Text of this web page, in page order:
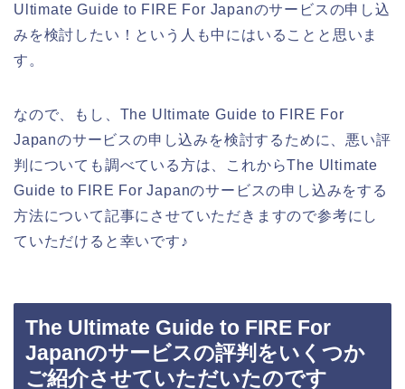
Ultimate Guide to FIRE For Japanのサービスの申し込
みを検討したい！という人も中にはいることと思いま
す。
なので、もし、The Ultimate Guide to FIRE For
Japanのサービスの申し込みを検討するために、悪い評
判についても調べている方は、これからThe Ultimate
Guide to FIRE For Japanのサービスの申し込みをする
方法について記事にさせていただきますので参考にし
ていただけると幸いです♪
The Ultimate Guide to FIRE For
Japanのサービスの評判をいくつか
ご紹介させていただいたのです